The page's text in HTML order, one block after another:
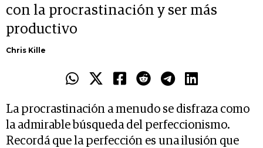
con la procrastinación y ser más
productivo
Chris Kille
La procrastinación a menudo se disfraza como
la admirable búsqueda del perfeccionismo.
Recordá que la perfección es una ilusión que